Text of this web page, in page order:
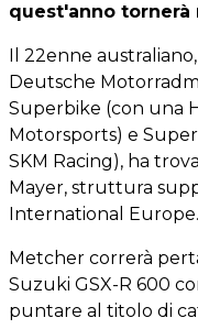
quest'anno tornerà
Il 22enne
Deutsche
Superbike (con una
Motorsports) e
SKM Racing), ha
Mayer, struttura
International Europe.
Metcher correrà
Suzuki GSX-R 600
puntare al titolo di